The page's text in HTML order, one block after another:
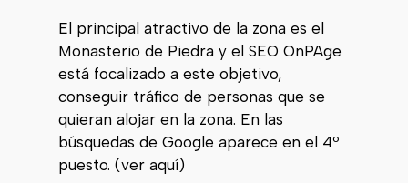
El principal atractivo de la zona es el
Monasterio de Piedra y el SEO OnPAge
está focalizado a este objetivo,
conseguir tráfico de personas que se
quieran alojar en la zona. En las
búsquedas de Google aparece en el 4º
puesto. (ver aquí)